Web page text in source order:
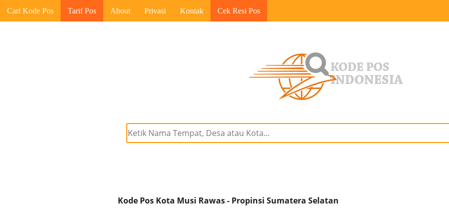
Cari Kode Pos Tarif Pos About Privasi Kontak Cek Resi Pos
Kode Pos Kota Musi Rawas - Propinsi Sumatera Selatan